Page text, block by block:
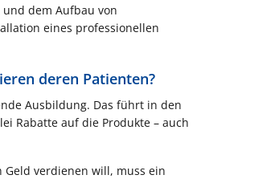
dem Aufbau von
eines professionellen
deren Patienten?
Ausbildung. Das führt in den
Rabatte auf die Produkte – auch
verdienen will, muss ein